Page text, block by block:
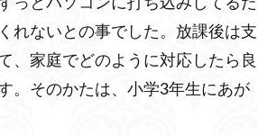
れないとの事でした。放課後は支
、家庭でどのように対応したら良
。そのかたは、小学3年生にあが